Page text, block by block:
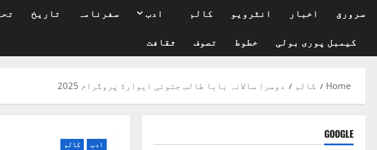
سرورق اخبار انٹرویو کالم ادب سفرنامہ تاریخ
کیمبل پوری بولی خطوط تصوف ثقافت
Home کالم دوسرا سالانہ بابا طالب جتوئی ایوارڈ پروگرام 2025
ادب کالم
GOOGLE